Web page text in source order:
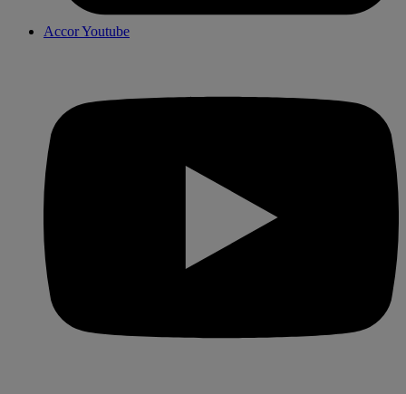
Accor Youtube